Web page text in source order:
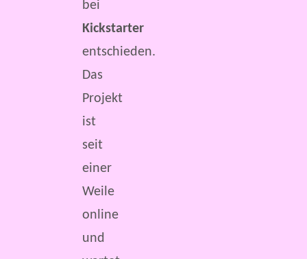
bei
Kickstarter
entschieden.
Das
Projekt
ist
seit
einer
Weile
online
und